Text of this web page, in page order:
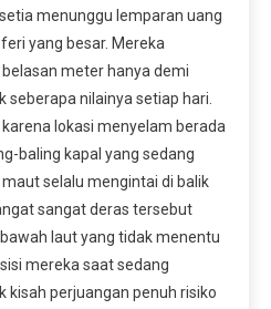
menunggu lemparan uang
yang besar. Mereka
meter hanya demi
seberapa nilainya setiap hari.
lokasi menyelam berada
baling kapal yang sedang
maut selalu mengintai di balik
sangat deras tersebut
laut yang tidak menentu
mereka saat sedang
kisah perjuangan penuh risiko